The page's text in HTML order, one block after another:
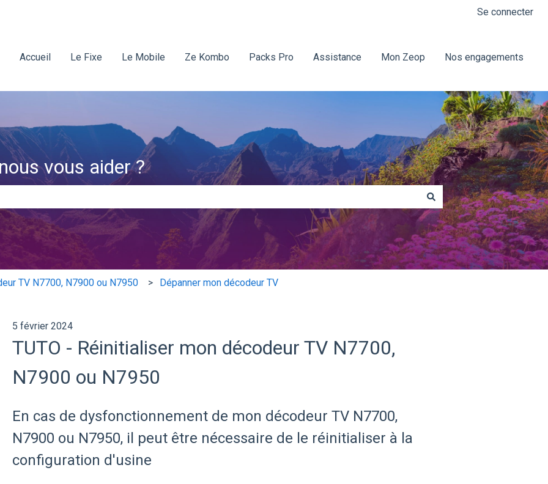
Se connecter
Accueil Le Fixe Le Mobile Ze Kombo Packs Pro Assistance Mon Zeop Nos engagements
vous aider ?
de recherche est vide.
TV N7700, N7900 ou N7950 Dépanner mon décodeur TV
5 février 2024
TUTO - Réinitialiser mon décodeur TV N7700,
N7900 ou N7950
En cas de dysfonctionnement de mon décodeur TV N7700,
N7900 ou N7950, il peut être nécessaire de le réinitialiser à la
configuration d'usine